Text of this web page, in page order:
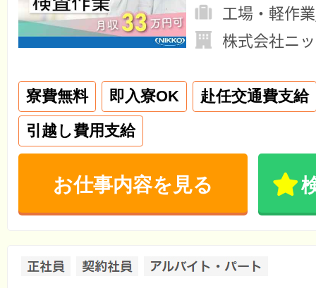
工場・軽作
株式会社ニ
寮費無料 即入寮OK
赴任交通費支給
引越し費用支給
お仕事内容を見る